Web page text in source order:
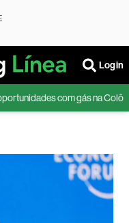
Login
gás na Colômbia e recompra